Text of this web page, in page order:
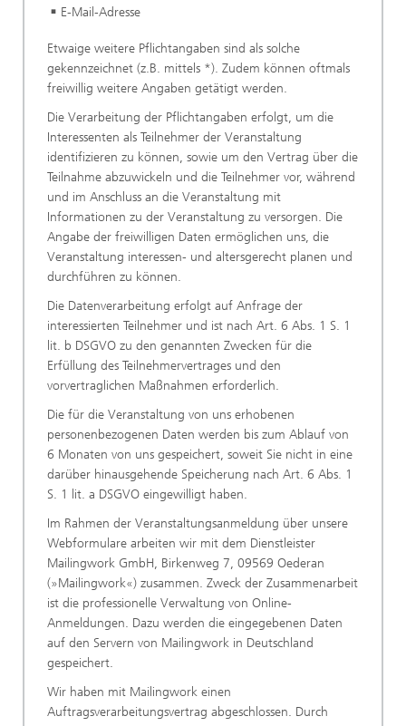
E-Mail-Adresse
Etwaige weitere Pflichtangaben sind als solche
gekennzeichnet (z.B. mittels *). Zudem können oftmals
freiwillig weitere Angaben getätigt werden.
Die Verarbeitung der Pflichtangaben erfolgt, um die
Interessenten als Teilnehmer der Veranstaltung
identifizieren zu können, sowie um den Vertrag über die
Teilnahme abzuwickeln und die Teilnehmer vor, während
und im Anschluss an die Veranstaltung mit
Informationen zu der Veranstaltung zu versorgen. Die
Angabe der freiwilligen Daten ermöglichen uns, die
Veranstaltung interessen- und altersgerecht planen und
durchführen zu können.
Die Datenverarbeitung erfolgt auf Anfrage der
interessierten Teilnehmer und ist nach Art. 6 Abs. 1 S. 1
lit. b DSGVO zu den genannten Zwecken für die
Erfüllung des Teilnehmervertrages und den
vorvertraglichen Maßnahmen erforderlich.
Die für die Veranstaltung von uns erhobenen
personenbezogenen Daten werden bis zum Ablauf von
6 Monaten von uns gespeichert, soweit Sie nicht in eine
darüber hinausgehende Speicherung nach Art. 6 Abs. 1
S. 1 lit. a DSGVO eingewilligt haben.
Im Rahmen der Veranstaltungsanmeldung über unsere
Webformulare arbeiten wir mit dem Dienstleister
Mailingwork GmbH, Birkenweg 7, 09569 Oederan
(»Mailingwork«) zusammen. Zweck der Zusammenarbeit
ist die professionelle Verwaltung von Online-
Anmeldungen. Dazu werden die eingegebenen Daten
auf den Servern von Mailingwork in Deutschland
gespeichert.
Wir haben mit Mailingwork einen
Auftragsverarbeitungsvertrag abgeschlossen. Durch